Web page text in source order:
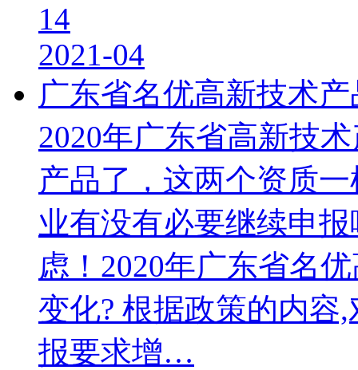
14
2021-04
广东省名优高新技术
2020年广东省高新技
产品了，这两个资质
业有没有必要继续申
虑！2020年广东省名
变化? 根据政策的内容
报要求增…